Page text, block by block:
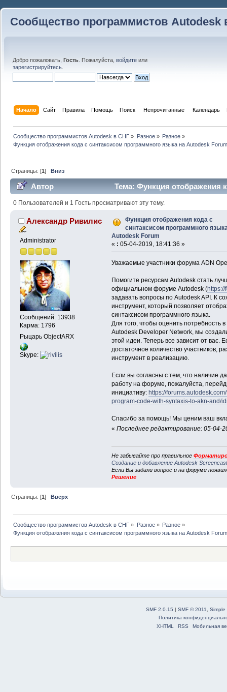
Сообщество программистов Autodesk
Добро пожаловать, Гость . Пожалуйста, войдите или
зарегистрируйтесь
Начало Сайт Правила Помощь Поиск Непрочитанные Календарь
Сообщество программистов Autodesk в СНГ » Разное» Разное»
Функция отображения кода с синтаксисом программного языка на Autodesk
Страницы: [1]Вниз
Автор
Тема: Функция отображения
языка на Autodesk Forum (Прочитано 44879 раз)
0 Пользователей и 1 Гость просматривают эту тему.
Александр Ривилис
Administrator
Сообщений: 13938
Карма: 1796
Рыцарь ObjectARX
Skype:
Функция отображения кода с
синтаксисом программного
Autodesk Forum
« : 05-04-2019, 18:41:36 »
Уважаемые участники форума ADN
Помогите ресурсам Autodesk стать
официальном форуме Autodesk (https://
задавать вопросы по Autodesk API. К
инструмент, который позволяет
синтаксисом программного языка.
Для того, чтобы оценить потребность
Autodesk Developer Network, мы
этой идеи. Теперь все зависит от вас.
достаточное количество участников,
инструмент в реализацию.
Если вы согласны с тем, что наличие
работу на форуме, пожалуйста,
инициативу: https://
program-code-with-syntaxis-to-akn-and/
Спасибо за помощь! Мы ценим ваш
« Последнее редактирование: 05-04-
Не забывайте про правильное
Создание и добавление Autodesk
Если Вы задали вопрос и на форуме
Решение
Страницы: [1]Вверх
Сообщество программистов Autodesk в СНГ » Разное» Разное»
Функция отображения кода с синтаксисом программного языка на Autodesk
SMF 2.0.15 | SMF © 2011
Simple
Политика
XHTML
RSS Мобильная